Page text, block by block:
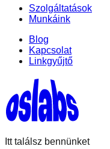
Szolgáltatások
Munkáink
Blog
Kapcsolat
Linkgyűjtő
Itt találsz bennünket